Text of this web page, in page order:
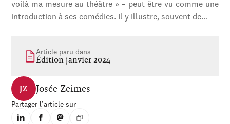
voilà ma mesure au théâtre » – peut être vu comme une
introduction à ses comédies. Il y illustre, souvent de…
Article paru dans
Édition janvier 2024
JZ Josée Zeimes
Partager l'article sur